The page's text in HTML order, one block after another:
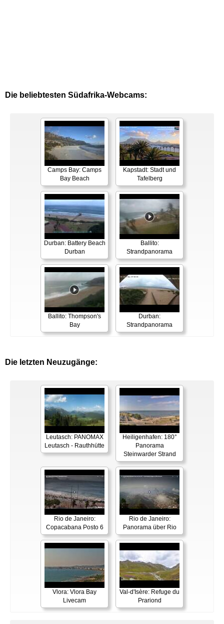
Die beliebtesten Südafrika-Webcams:
Camps Bay: Camps
Bay Beach
Kapstadt: Stadt und
Tafelberg
Durban: Battery Beach
Durban
Ballito:
Strandpanorama
Ballito: Thompson's
Bay
Durban:
Strandpanorama
Die letzten Neuzugänge:
Leutasch: PANOMAX
Leutasch - Rauthhütte
Heiligenhafen: 180°
Panorama
Steinwarder Strand
Rio de Janeiro:
Copacabana Posto 6
Rio de Janeiro:
Panorama über Rio
Vlora: Vlora Bay
Livecam
Val-d'Isère: Refuge du
Prariond